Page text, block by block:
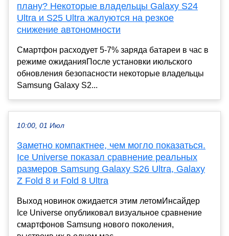
плану? Некоторые владельцы Galaxy S24
Ultra и S25 Ultra жалуются на резкое
снижение автономности
Смартфон расходует 5-7% заряда батареи в час в
режиме ожиданияПосле установки июльского
обновления безопасности некоторые владельцы
Samsung Galaxy S2...
10:00, 01 Июл
Заметно компактнее, чем могло показаться.
Ice Universe показал сравнение реальных
размеров Samsung Galaxy S26 Ultra, Galaxy
Z Fold 8 и Fold 8 Ultra
Выход новинок ожидается этим летомИнсайдер
Ice Universe опубликовал визуальное сравнение
смартфонов Samsung нового поколения,